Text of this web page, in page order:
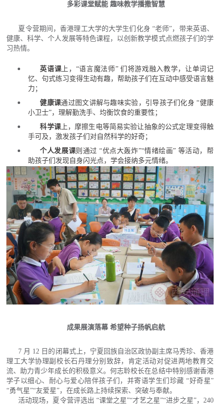
多彩课堂赋能 趣味教学播撒智慧
夏令营期间，香港理工大学的大学生们化身 “老师”，带来英语、
健康、科学、个人发展等特色课程，以创新教学模式点燃孩子们的学
习热情。
英语课 上，“语言魔法师” 们将游戏融入教学，让单词记
忆、句式练习变得生动有趣，帮助孩子们在互动中感受语言魅
力；
健康课通过图文讲解与趣味实验，引导孩子们化身 “健康
小卫士”，理解勤洗手、均衡饮食的重要性；
科学课上，摩擦生电等简易实验让抽象的公式定理变得触
手可及，激发孩子们对自然科学的好奇；
个人发展课则通过 “优点大轰炸”“情绪绘画” 等活动，帮
助孩子们发现自身闪光点，学会接纳多元情绪。
成果展演落幕 希望种子扬帆启航
7 月 12 日的闭幕式上，宁夏回族自治区政协副主席马秀珍、香港
理工大学协理副校长石丹理分别致辞，肯定活动对促进两地教育交
流、助力青少年成长的积极意义。何志聆校长在总结中特别感谢香港
学子以细心、耐心与爱心陪伴孩子们，并寄语学生们珍藏 “好奇星”
“勇气星”“友爱星”，在成长路上持续探索、突破与奉献。
活动现场，夏令营评选出 “课堂之星”“才艺之星”“进步之星”，240